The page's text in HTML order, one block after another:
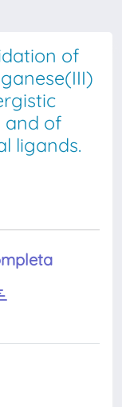
of
and of
ligands.